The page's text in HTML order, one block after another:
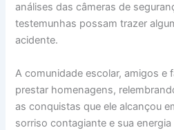
análises das câmeras de
testemunhas possam trazer
acidente.
A comunidade escolar, amigos e
prestar homenagens,
as conquistas que ele alcançou
sorriso contagiante e sua